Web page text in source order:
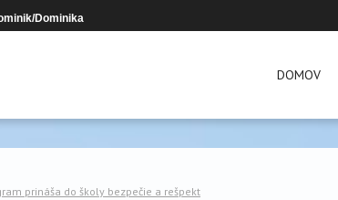
Dominika
DOMOV
prináša do školy bezpečie a rešpekt